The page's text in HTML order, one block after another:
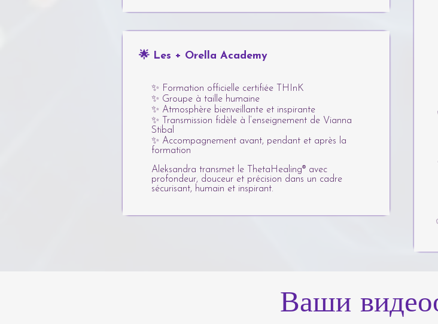
🌟 Les + Orella Academy
✨ Formation officielle certifiée THInK
✨ Groupe à taille humaine
✨ Atmosphère bienveillante et inspirante
✨ Transmission fidèle à l’enseignement de Vianna
Stibal
✨ Accompagnement avant, pendant et après la
formation
Aleksandra transmet le ThetaHealing® avec
profondeur, douceur et précision dans un cadre
sécurisant, humain et inspirant.
Ваши